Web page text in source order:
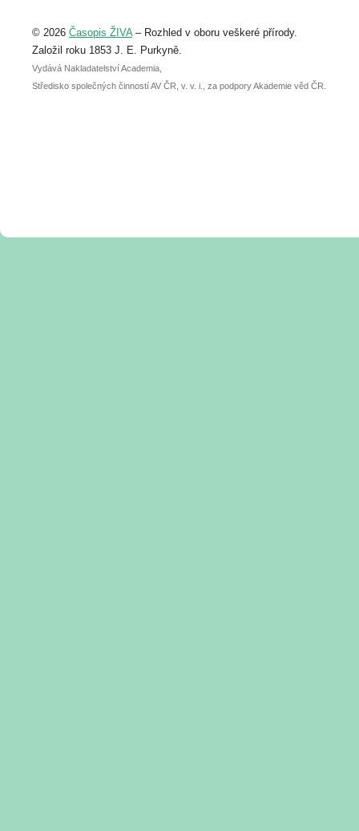
abstraktu přihlášené přednášky nebo
posteru je už 30. června.
© 2026 Časopis ŽIVA– Rozhled v oboru veškeré přírody.
Založil roku 1853 J. E. Purkyně.
Vydává Nakladatelství Academia,
Středisko společných činností AV ČR, v. v. i., za podpory Akademie věd ČR.